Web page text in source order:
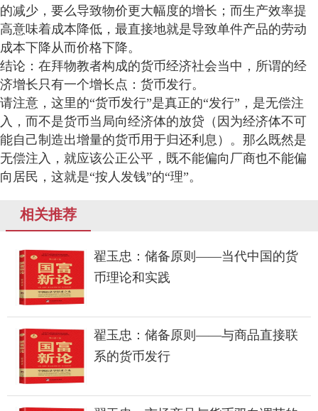
的减少，要么导致物价更大幅度的增长；而生产效率提
高意味着成本降低，最直接地就是导致单件产品的劳动
成本下降从而价格下降。
结论：在拜物教者构成的货币经济社会当中，所谓的经
济增长只有一个增长点：货币发行。
请注意，这里的“货币发行”是真正的“发行”，是无偿注
入，而不是货币当局向经济体的放贷（因为经济体不可
能自己制造出增量的货币用于归还利息）。那么既然是
无偿注入，就应该公正公平，既不能偏向厂商也不能偏
向居民，这就是“按人发钱”的“理”。
相关推荐
翟玉忠：储备原则——当代中国的货
币理论和实践
翟玉忠：储备原则——与商品直接联
系的货币发行